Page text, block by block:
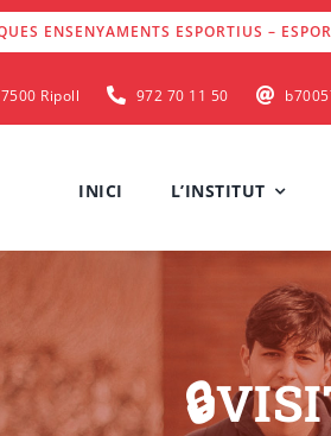
ENSENYAMENTS ESPORTIUS –
Ripoll 972 70 11 50
INICI L’INSTITUT